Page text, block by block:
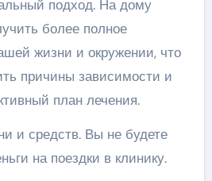
подход. На дому
более полное
жизни и окружении, что
причины зависимости и
план лечения.
и средств. Вы не будете
на поездки в клинику.